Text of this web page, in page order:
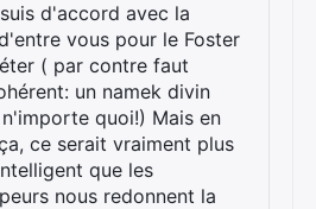
d'accord avec la
vous pour le Foster
( par contre faut
un namek divin
quoi!) Mais en
ce serait vraiment plus
que les
nous redonnent la